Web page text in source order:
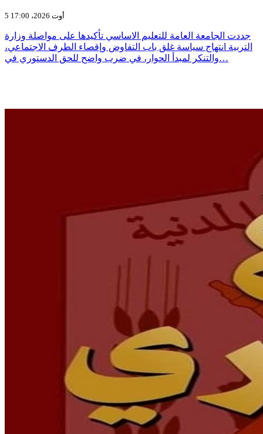
5 أوت 2026، 17:00
جددت الجامعة العامة للتعليم الاساسي تأكيدها على مواصلة وزارة
التربية انتهاج سياسة غلق باب التفاوض وإقصاء الطرف الاجتماعي،
والتنكر لمبدأ الحوار، في ضرب واضح للحق الدستوري في…